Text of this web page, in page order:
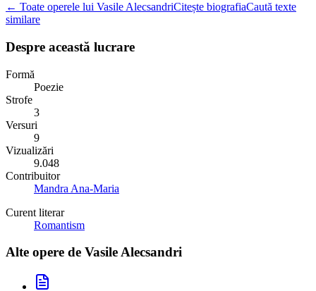
← Toate operele lui Vasile AlecsandriCitește biografiaCaută texte
similare
Despre această lucrare
Formă
Poezie
Strofe
3
Versuri
9
Vizualizări
9.048
Contribuitor
Mandra Ana-Maria
Curent literar
Romantism
Alte opere de Vasile Alecsandri